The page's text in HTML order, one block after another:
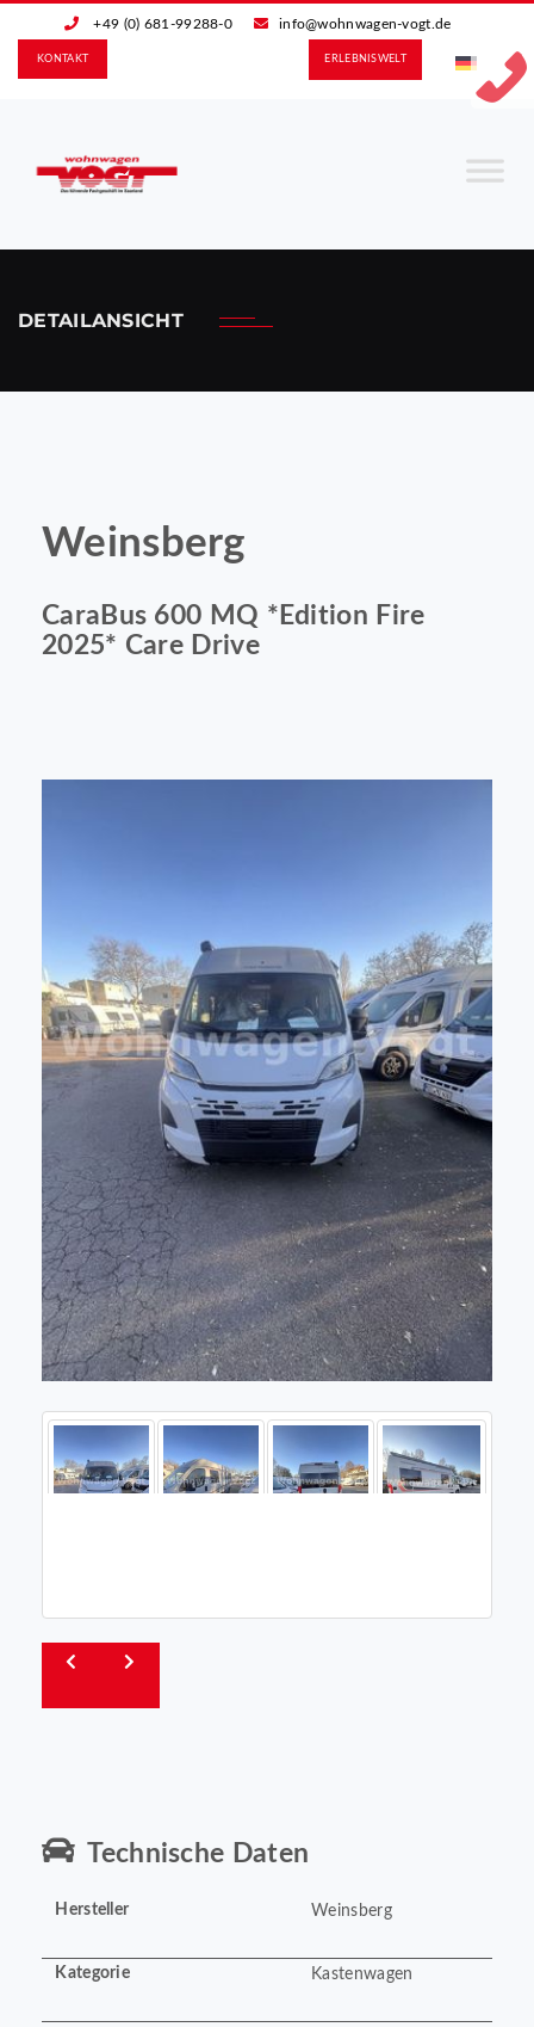
+49 (0) 681-99288-0 info@wohnwagen-vogt.de
ERLEBNIS­WELT
KONTAKT
DETAILANSICHT
Weinsberg
CaraBus 600 MQ *Edition Fire
2025* Care Drive
Technische Daten
Hersteller Weinsberg
Kategorie Kastenwagen